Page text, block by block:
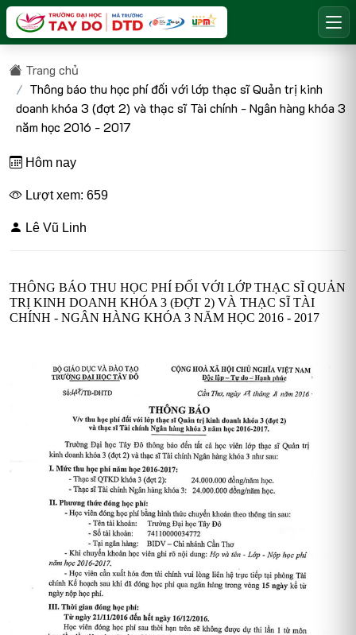
Trang chủ
Thông báo thu học phí đối với lớp thạc sĩ Quản trị kinh
doanh khóa 3 (đợt 2) và thạc sĩ Tài chính - Ngân hàng khóa 3
năm học 2016 - 2017
Hôm nay
Lượt xem: 659
Lê Vũ Linh
THÔNG BÁO THU HỌC PHÍ ĐỐI VỚI LỚP THẠC SĨ QUẢN
TRỊ KINH DOANH KHÓA 3 (ĐỢT 2) VÀ THẠC SĨ TÀI
CHÍNH - NGÂN HÀNG KHÓA 3 NĂM HỌC 2016 - 2017